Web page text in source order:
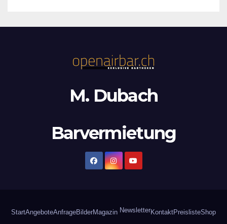
M. Dubach
Barvermietung
StartAngeboteAnfrageBilderMagazin NewsletterKontaktPreislisteShop